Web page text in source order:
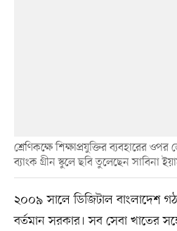
শ্রেণিকক্ষে শিক্ষাপ্রযুক্তির ব্যবহারের
ব্যাংক গ্রীন স্কুলে ছবি তুলেছেন সাবিনা
২০০৯ সালে ডিজিটাল বাংলাদেশ
বর্তমান সরকার। সব সেবা খাতের